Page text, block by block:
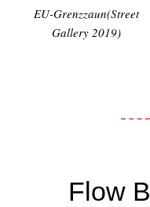
EU-Grenzzaun(Street
Gallery 2019)
Flow